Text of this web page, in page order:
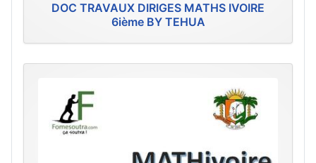
DOC TRAVAUX DIRIGES MATHS IVOIRE
6ième BY TEHUA